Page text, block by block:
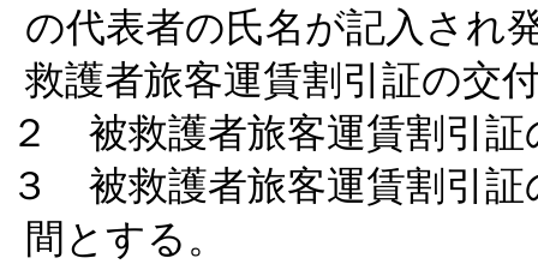
の代表者の氏名が記入され
救護者旅客運賃割引証の交
２ 被救護者旅客運賃割引
３ 被救護者旅客運賃割引証
間とする。